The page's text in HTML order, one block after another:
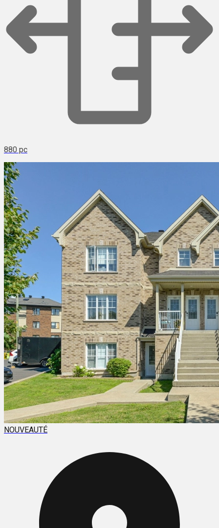
880 pc
NOUVEAUTÉ